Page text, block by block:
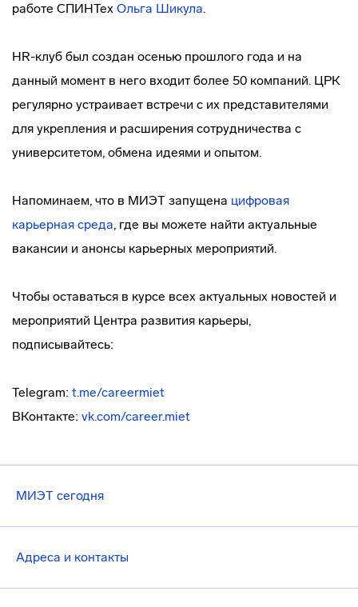
работе СПИНТех Ольга Шикула.
HR-клуб был создан осенью прошлого года и на
данный момент в него входит более 50 компаний. ЦРК
регулярно устраивает встречи с их представителями
для укрепления и расширения сотрудничества с
университетом, обмена идеями и опытом.
Напоминаем, что в МИЭТ запущена цифровая
карьерная среда, где вы можете найти актуальные
вакансии и анонсы карьерных мероприятий.
Чтобы оставаться в курсе всех актуальных новостей и
мероприятий Центра развития карьеры,
подписывайтесь:
Telegram: t.me/careermiet
ВКонтакте: vk.com/career.miet
МИЭТ сегодня
Адреса и контакты